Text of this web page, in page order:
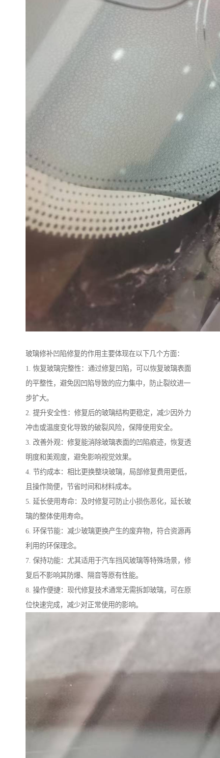
玻璃修补凹陷修复的作用主要体现在以下几个方面：
1. 恢复玻璃完整性：通过修复凹陷，可以恢复玻璃表面
的平整性，避免因凹陷导致的应力集中，防止裂纹进一
步扩大。
2. 提升安全性：修复后的玻璃结构更稳定，减少因外力
冲击或温度变化导致的破裂风险，保障使用安全。
3. 改善外观：修复能消除玻璃表面的凹陷痕迹，恢复透
明度和美观度，避免影响视觉效果。
4. 节约成本：相比更换整块玻璃，局部修复费用更低，
且操作简便，节省时间和材料成本。
5. 延长使用寿命：及时修复可防止小损伤恶化，延长玻
璃的整体使用寿命。
6. 环保节能：减少玻璃更换产生的废弃物，符合资源再
利用的环保理念。
7. 保持功能：尤其适用于汽车挡风玻璃等特殊场景，修
复后不影响其防爆、隔音等原有性能。
8. 操作便捷：现代修复技术通常无需拆卸玻璃，可在原
位快速完成，减少对正常使用的影响。